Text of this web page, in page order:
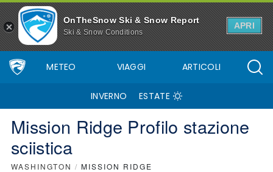
OnTheSnow Ski & Snow Report
Ski & Snow Conditions
APRI
METEO VIAGGI ARTICOLI
INVERNO ESTATE
Mission Ridge Profilo stazione
sciistica
WASHINGTON / MISSION RIDGE
Mission Ridge - Stazione sciistica - Skiinfo